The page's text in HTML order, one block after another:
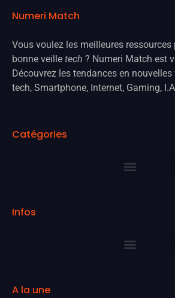
Numeri Match
Vous voulez les meilleures
bonne veille tech ? Numeri Match est
Découvrez les tendances en nouvelles
tech, Smartphone, Internet, Gaming,
Catégories
Infos
A la une